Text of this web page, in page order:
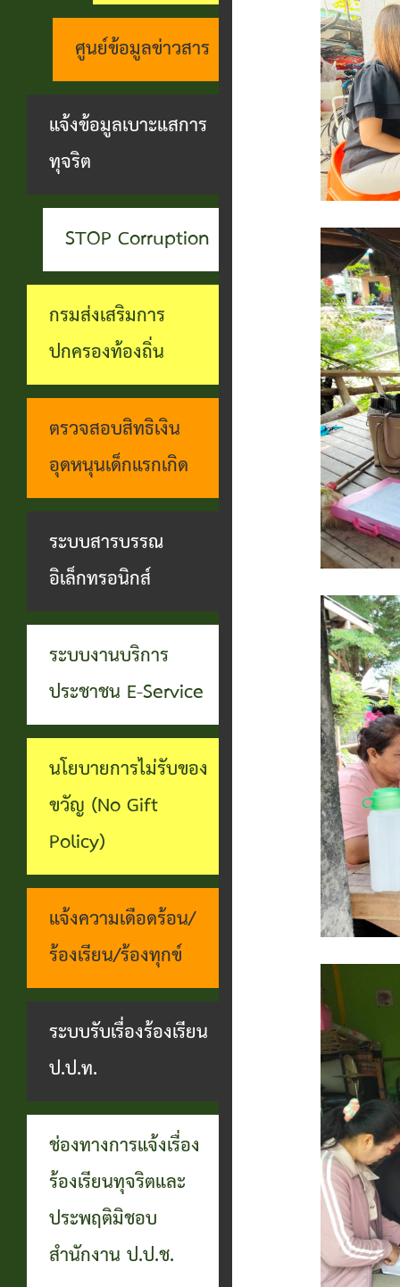
ทุกข์
ตรวจ
สอบ
ชื่อ
เงิน
บัญชี
เบี้ย
ยังชีพ
ระบบงาน
บริการ
ประชาชน
Service)
เว็บไซต์
ช่าง
กอง
สาธารณสุข
และสิ่ง
แวดล้อม
กอง
การ
ศึกษา
รบ.อำนวย
ความ
สะดวกฯ
บุคคล
ที่น่า
ยกย่อง
การ
การตาม
การ
บริหาร
งาน
บุคคล
บุคคล
ช่อง
ทางการ
รับฟัง
ความ
คิดเห็น
แจ้ง
ข้อมูล
เบาะแส
การ
ทุจริต
ศูนย์ข้อมูลข่าวสาร
แจ้งข้อมูลเบาะแสการ
ทุจริต
STOP Corruption
กรมส่งเสริมการ
ปกครองท้องถิ่น
ตรวจสอบสิทธิเงิน
อุดหนุนเด็กแรกเกิด
ระบบสารบรรณ
อิเล็กทรอนิกส์
ระบบงานบริการ
ประชาชน E-Service
นโยบายการไม่รับของ
ขวัญ (No Gift
Policy)
แจ้งความเดือดร้อน/
ร้องเรียน/ร้องทุกข์
ระบบรับเรื่องร้องเรียน
ป.ป.ท.
ช่องทางการแจ้งเรื่อง
ร้องเรียนทุจริตและ
ประพฤติมิชอบ
สำนักงาน ป.ป.ช.